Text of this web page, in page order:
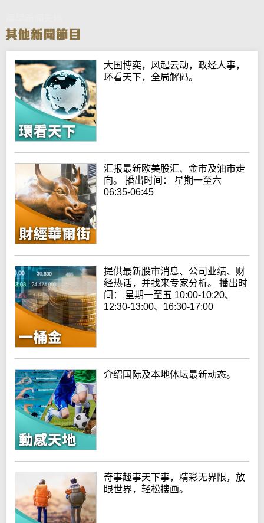
大国博奕，风起云动，政经人事，
环看天下，全局解码。
汇报最新欧美股汇、金市及油市走
向。 播出时间： 星期一至六
06:35-06:45
提供最新股市消息、公司业绩、财
经热话，并找来专家分析。 播出时
间： 星期一至五 10:00-10:20、
12:30-13:00、16:30-17:00
介绍国际及本地体坛最新动态。
奇事趣事天下事，精彩无界限，放
眼世界，轻松搜画。